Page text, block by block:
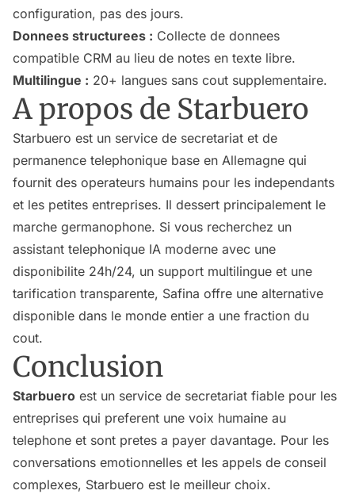
configuration, pas des jours.
Donnees structurees : Collecte de donnees
compatible CRM au lieu de notes en texte libre.
Multilingue : 20+ langues sans cout supplementaire.
A propos de Starbuero
Starbuero est un service de secretariat et de
permanence telephonique base en Allemagne qui
fournit des operateurs humains pour les independants
et les petites entreprises. Il dessert principalement le
marche germanophone. Si vous recherchez un
assistant telephonique IA moderne avec une
disponibilite 24h/24, un support multilingue et une
tarification transparente, Safina offre une alternative
disponible dans le monde entier a une fraction du
cout.
Conclusion
Starbuero est un service de secretariat fiable pour les
entreprises qui preferent une voix humaine au
telephone et sont pretes a payer davantage. Pour les
conversations emotionnelles et les appels de conseil
complexes, Starbuero est le meilleur choix.